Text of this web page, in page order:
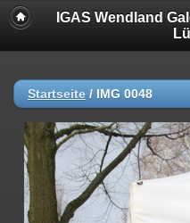
IGAS Wendland
Startseite / IMG 0048